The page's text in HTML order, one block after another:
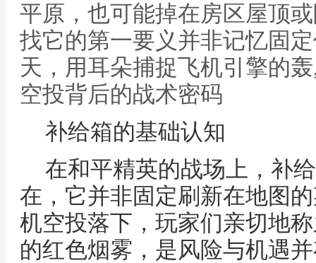
平原，也可能掉在房区屋顶
找它的第一要义并非记忆固
天，用耳朵捕捉飞机引擎的
空投背后的战术密码
补给箱的基础认知
在和平精英的战场上，补
在，它并非固定刷新在地图
机空投落下，玩家们亲切地
的红色烟雾，是风险与机遇